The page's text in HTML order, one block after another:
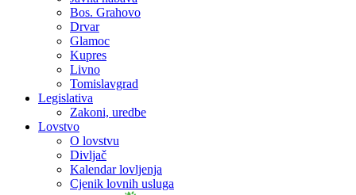
Bos. Grahovo
Drvar
Glamoc
Kupres
Livno
Tomislavgrad
Legislativa
Zakoni, uredbe
Lovstvo
O lovstvu
Divljač
Kalendar lovljenja
Cjenik lovnih usluga